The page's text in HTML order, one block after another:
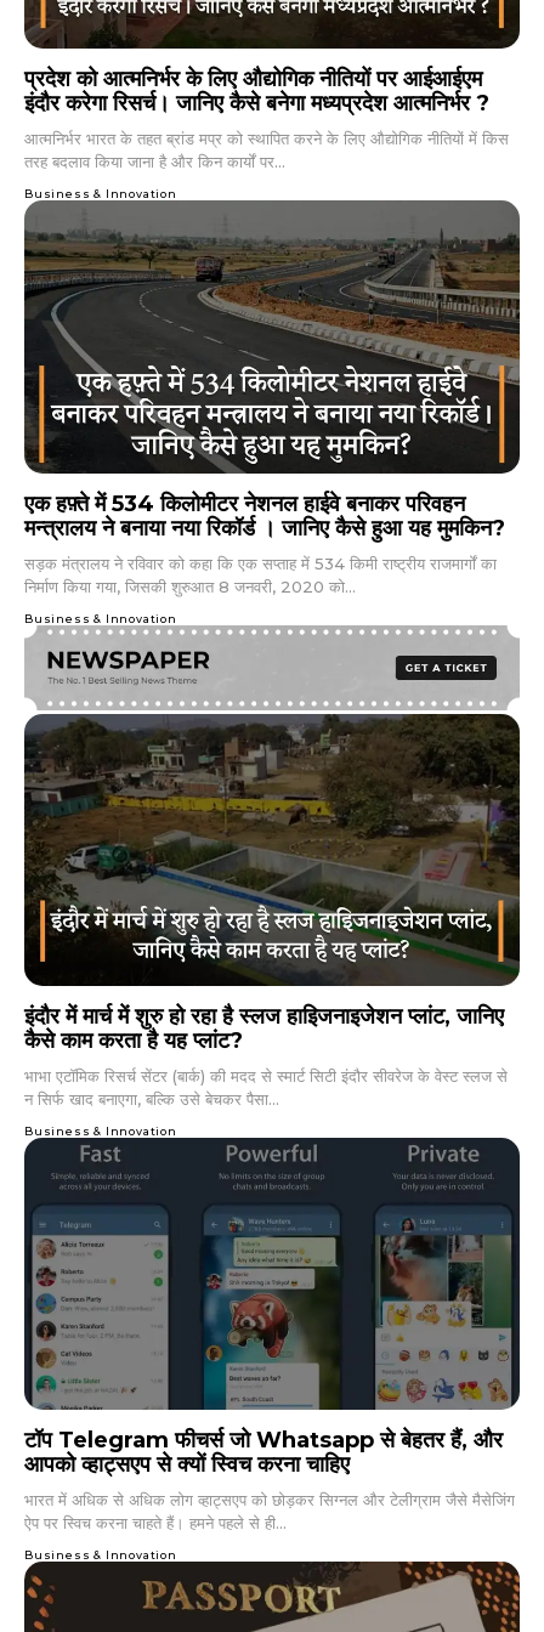
प्रदेश को आत्मनिर्भर के लिए औद्योगिक नीतियों पर आईआईएम
इंदौर करेगा रिसर्च। जानिए कैसे बनेगा मध्यप्रदेश आत्मनिर्भर ?
आत्मनिर्भर भारत के तहत ब्रांड मप्र को स्थापित करने के लिए औद्योगिक नीतियों में किस
तरह बदलाव किया जाना है और किन कार्यों पर...
Business & Innovation
एक हफ़्ते में 534 किलोमीटर नेशनल हाईवे बनाकर परिवहन
मन्त्रालय ने बनाया नया रिकॉर्ड । जानिए कैसे हुआ यह मुमकिन?
सड़क मंत्रालय ने रविवार को कहा कि एक सप्ताह में 534 किमी राष्ट्रीय राजमार्गों का
निर्माण किया गया, जिसकी शुरुआत 8 जनवरी, 2020 को...
Business & Innovation
इंदौर में मार्च में शुरु हो रहा है स्लज हाइिजनाइजेशन प्लांट, जानिए
कैसे काम करता है यह प्लांट?
भाभा एटॉमिक रिसर्च सेंटर (बार्क) की मदद से स्मार्ट सिटी इंदौर सीवरेज के वेस्ट स्लज से
न सिर्फ खाद बनाएगा, बल्कि उसे बेचकर पैसा...
Business & Innovation
टॉप Telegram फीचर्स जो Whatsapp से बेहतर हैं, और
आपको व्हाट्सएप से क्यों स्विच करना चाहिए
भारत में अधिक से अधिक लोग व्हाट्सएप को छोड़कर सिग्नल और टेलीग्राम जैसे मैसेजिंग
ऐप पर स्विच करना चाहते हैं। हमने पहले से ही...
Business & Innovation